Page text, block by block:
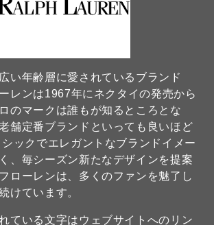
い年齢層に愛されているブランド
レンは1967年にネクタイの発売から
のマークは誰もが知るところとな
舗定番ブランドといっても良いほど
ックでエレガントなブランドイメー
、毎シーズン新たなデザインを提案
ローレンは、多くのファンを魅了し
けています。
ている文字はウェブサイトへのリン